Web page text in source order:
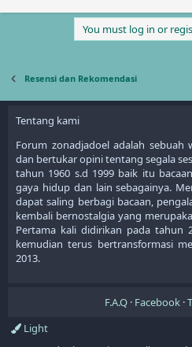
You must log in or
Resensi dan Rekomendasi
Tentang kami
Forum zonadjadoel adalah
dan bertukar opini tentang segala
tahun 1960 s.d 1999 baik itu
gaya hidup dan lain sebagainya.
dapat saling berbagi bacaan,
kembali bernostalgia yang
Pertama kali didirikan pada tahun
kemudian terus bertransformasi
2013.
F.A.Q Facebook
Light